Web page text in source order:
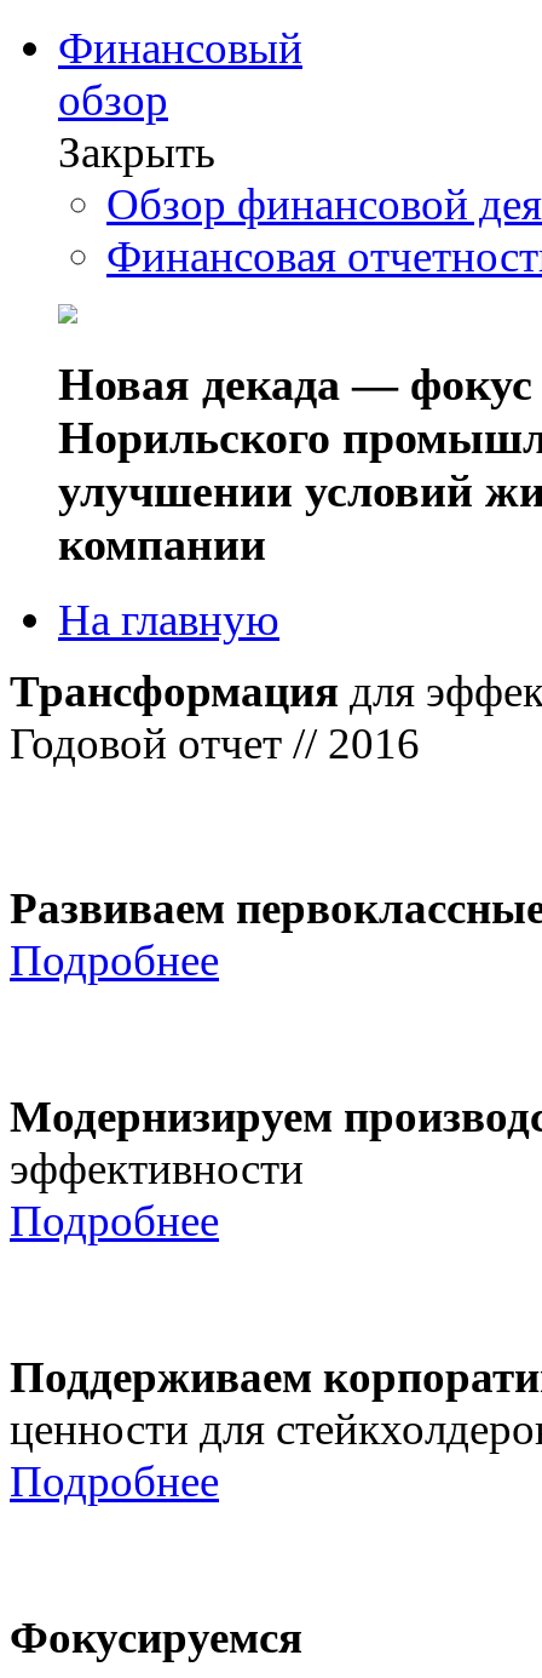
Финансовый
обзор
Закрыть
Обзор финансовой
Финансовая
Новая декада — фокус
Норильского
улучшении условий
компании
На главную
Трансформация для
Годовой отчет // 2016
Развиваем
Подробнее
Модернизируем
эффективности
Подробнее
Поддерживаем
ценности для
Подробнее
Фокусируемся